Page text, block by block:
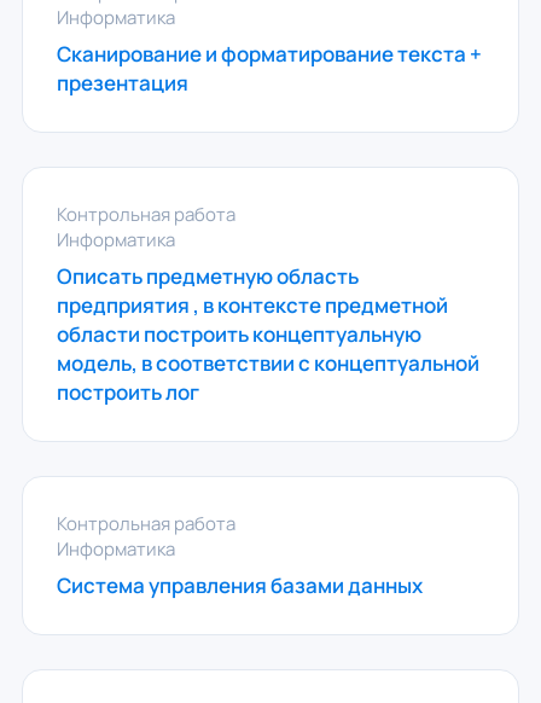
Информатика
Сканирование и форматирование текста +
презентация
Контрольная работа
Информатика
Описать предметную область
предприятия , в контексте предметной
области построить концептуальную
модель, в соответствии с концептуальной
построить лог
Контрольная работа
Информатика
Система управления базами данных